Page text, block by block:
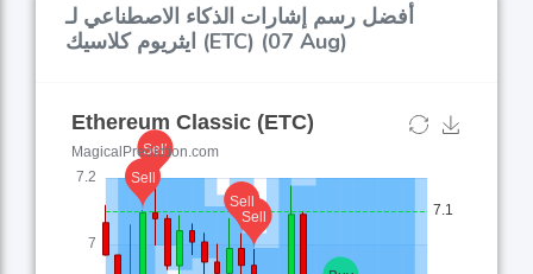
أفضل رسم إشارات الذكاء الاصطناعي لـ
ايثريوم كلاسيك (ETC) (07 Aug)